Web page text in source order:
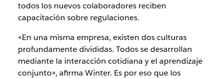
todos los nuevos colaboradores reciben
capacitación sobre regulaciones.
«En una misma empresa, existen dos culturas
profundamente divididas. Todos se desarrollan
mediante la interacción cotidiana y el aprendizaje
conjunto», afirma Winter. Es por eso que los